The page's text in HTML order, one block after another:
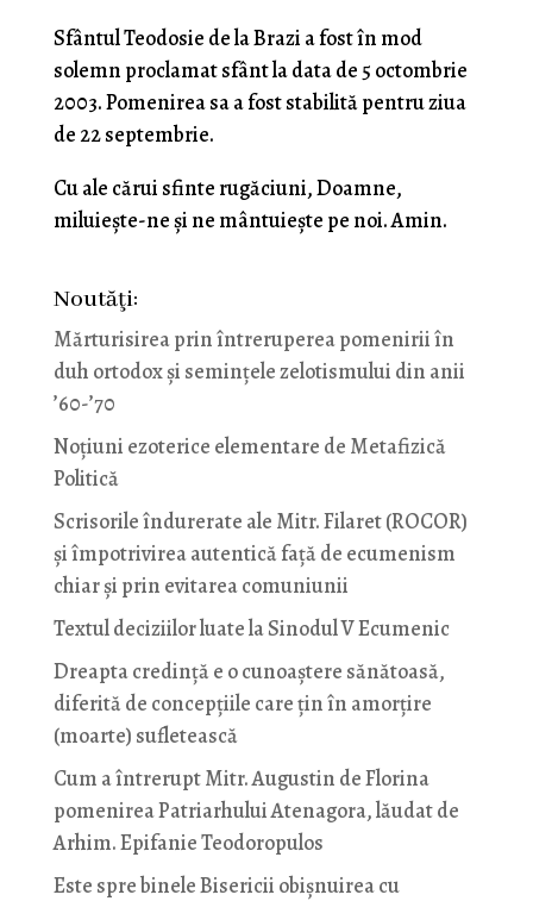
Sfântul Teodosie de la Brazi a fost în mod
solemn proclamat sfânt la data de 5 octombrie
2003. Pomenirea sa a fost stabilită pentru ziua
de 22 septembrie.
Cu ale cărui sfinte rugăciuni, Doamne,
miluieşte-ne şi ne mântuieşte pe noi. Amin.
Noutăţi:
Mărturisirea prin întreruperea pomenirii în
duh ortodox și semințele zelotismului din anii
’60-’70
Noţiuni ezoterice elementare de Metafizică
Politică
Scrisorile îndurerate ale Mitr. Filaret (ROCOR)
și împotrivirea autentică față de ecumenism
chiar și prin evitarea comuniunii
Textul deciziilor luate la Sinodul V Ecumenic
Dreapta credință e o cunoaștere sănătoasă,
diferită de concepțiile care țin în amorțire
(moarte) sufletească
Cum a întrerupt Mitr. Augustin de Florina
pomenirea Patriarhului Atenagora, lăudat de
Arhim. Epifanie Teodoropulos
Este spre binele Bisericii obișnuirea cu